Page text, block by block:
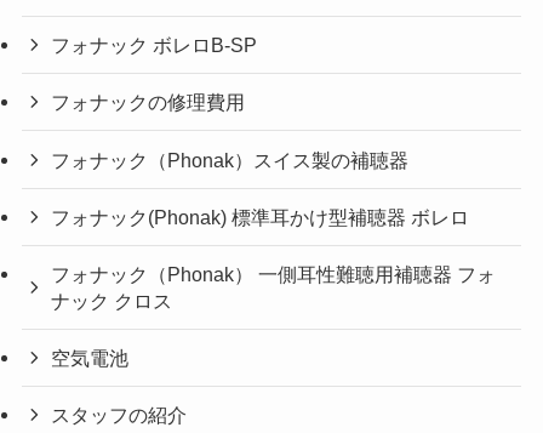
フォナック ボレロB-SP
フォナックの修理費用
フォナック（Phonak）スイス製の補聴器
フォナック(Phonak) 標準耳かけ型補聴器 ボレロ
フォナック（Phonak） 一側耳性難聴用補聴器 フォ
ナック クロス
空気電池
スタッフの紹介